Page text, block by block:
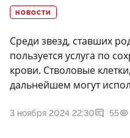
НОВОСТИ
Среди звезд, ставших
пользуется услуга по
крови. Стволовые
дальнейшем могут
3 ноября 2024 22:30 55